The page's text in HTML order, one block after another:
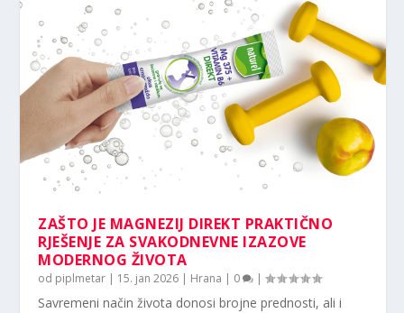
ZAŠTO JE MAGNEZIJ DIREKT PRAKTIČNO
RJEŠENJE ZA SVAKODNEVNE IZAZOVE
MODERNOG ŽIVOTA
od piplmetar | 15. jan 2026 | Hrana | 0 |
Savremeni način života donosi brojne prednosti, ali i